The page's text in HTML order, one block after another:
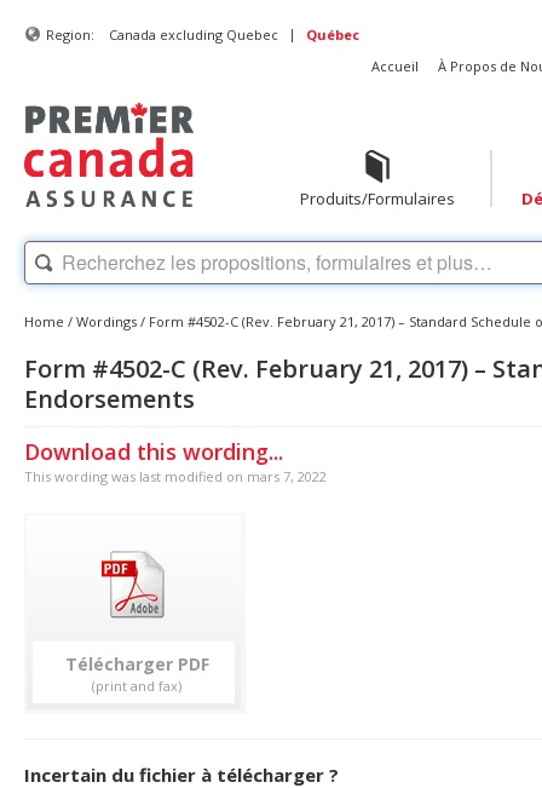
Region: Canada excluding Quebec |
Québec
Accueil
À Propos de
Produits/Formulaires
Home / Wordings / Form #4502-C (Rev. February 21, 2017) – Standard Schedule
Form #4502-C (Rev. February 21, 2017) –
Endorsements
Download this wording...
This wording was last modified on mars 7, 2022
Télécharger
Incertain du fichier à télécharger ?